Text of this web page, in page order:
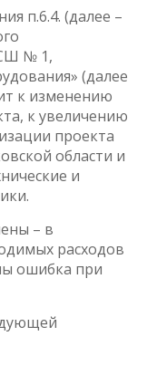
п.6.4. (далее –
№ 1,
(далее
к изменению
к увеличению
проекта
области и
и
– в
расходов
ошибка при